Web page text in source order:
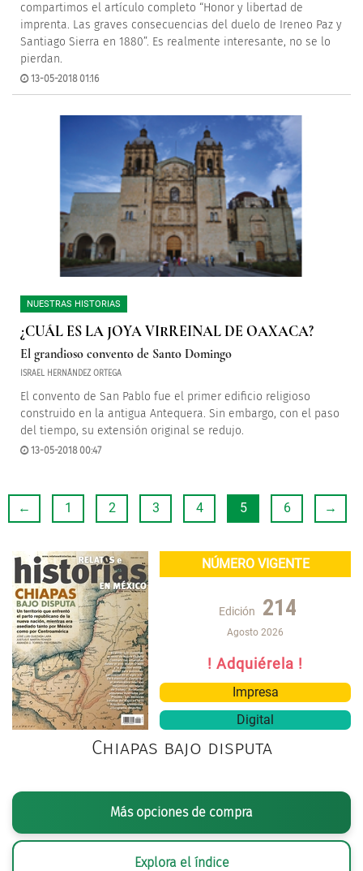
compartimos el artículo completo “Honor y libertad de
imprenta. Las graves consecuencias del duelo de Ireneo Paz y
Santiago Sierra en 1880”. Es realmente interesante, no se lo
pierdan.
13-05-2018 01:16
NUESTRAS HISTORIAS
¿CUÁL ES LA JOYA VIRREINAL DE OAXACA?
El grandioso convento de Santo Domingo
ISRAEL HERNÁNDEZ ORTEGA
El convento de San Pablo fue el primer edificio religioso
construido en la antigua Antequera. Sin embargo, con el paso
del tiempo, su extensión original se redujo.
13-05-2018 00:47
← 1 2 3 4 5 6 →
NÚMERO VIGENTE
Edición 214
Agosto 2026
! Adquiérela !
Impresa
Digital
Chiapas bajo disputa
Más opciones de compra
Explora el índice